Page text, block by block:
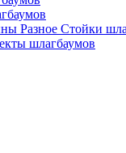
Разное Стойки
шлагбаумов